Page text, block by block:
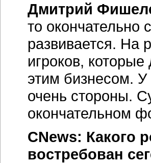
Дмитрий
то
развивается. На
игроков,
этим бизнесом. У
очень стороны.
окончательном
CNews: Какого
востребован